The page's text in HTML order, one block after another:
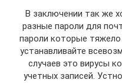
В заключении так же
разные пароли для
пароли которые тяжело
устанавливайте
случаев это вирусы
учетных записей.